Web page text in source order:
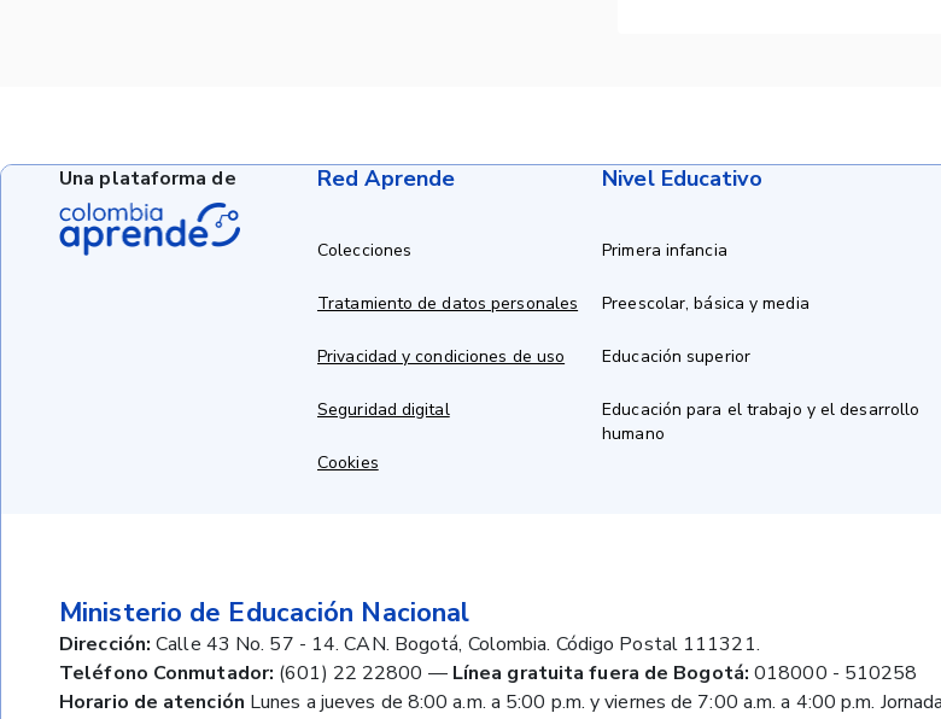
Red Aprende
Colecciones
Tratamiento de datos personales
Privacidad y condiciones de uso
Seguridad digital
Cookies
Nivel Educativo
Primera infancia
Preescolar, básica y media
Educación superior
Educación para el trabajo y el desarrollo
humano
Ministerio de Educación Nacional
Dirección: Calle 43 No. 57 - 14. CAN. Bogotá, Colombia. Código Postal 111321.
Teléfono Conmutador: (601) 22 22800 — Línea gratuita fuera de Bogotá: 018000 - 510258
Horario de atención Lunes a jueves de 8:00 a.m. a 5:00 p.m. y viernes de 7:00 a.m. a 4:00 p.m.
Una plataforma de